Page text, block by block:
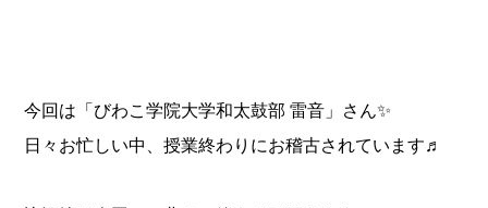
今回は「びわこ学院大学和太鼓部 雷音」さん✨
日々お忙しい中、授業終わりにお稽古されています♬